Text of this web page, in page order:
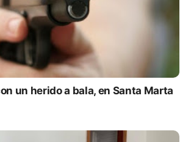
un herido a bala, en Santa Marta